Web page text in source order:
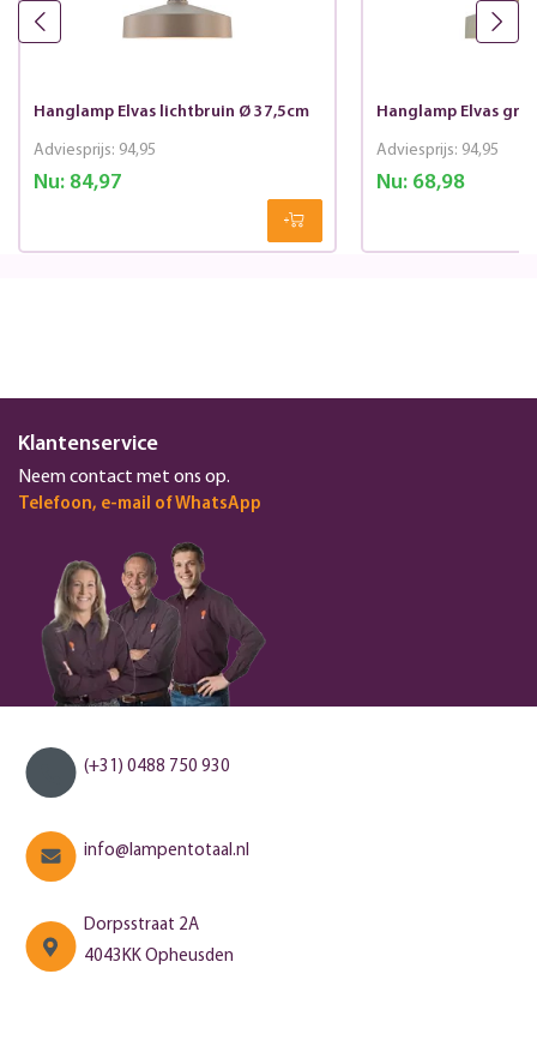
Hanglamp Elvas lichtbruin Ø 37,5cm
Nu:84,97
Adviesprijs: 94,95
Hanglamp Elvas
Nu:68,98
Adviesprijs: 94,95
Klantenservice
Neem contact met ons op.
Telefoon, e-mail of WhatsApp
(+31) 0488 750 930
info@lampentotaal.nl
Dorpsstraat 2A
4043KK Opheusden